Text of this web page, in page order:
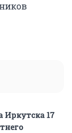
Иркутска 17